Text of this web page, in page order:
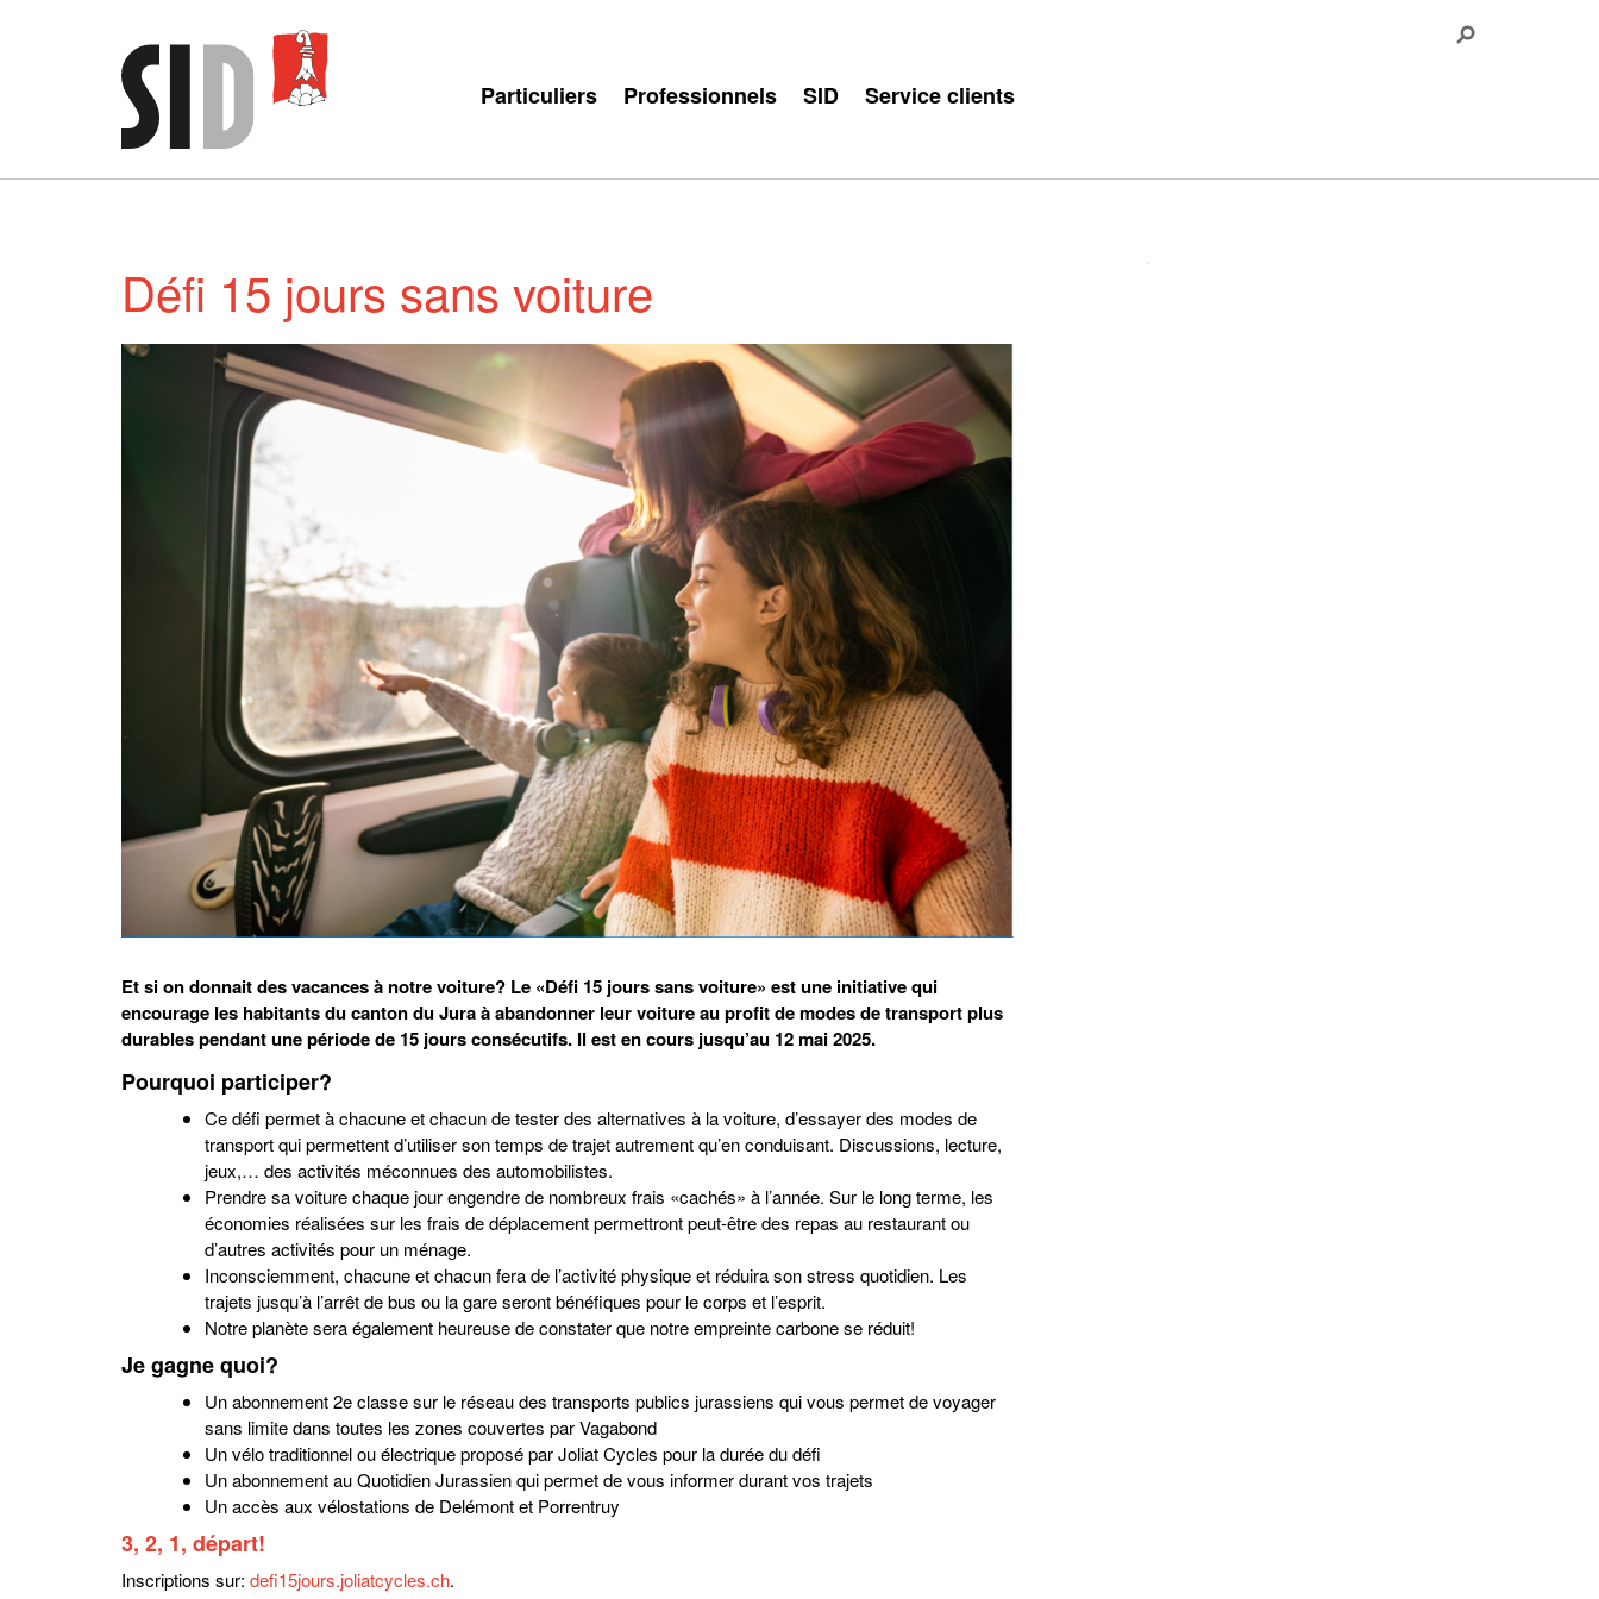
Particuliers Professionnels SID Service clients
Défi 15 jours sans voiture
Et si on donnait des vacances à notre voiture? Le «Défi 15 jours sans voiture» est une initiative qui
encourage les habitants du canton du Jura à abandonner leur voiture au profit de modes de transport plus
durables pendant une période de 15 jours consécutifs. Il est en cours jusqu’au 12 mai 2025.
Pourquoi participer?
Ce défi permet à chacune et chacun de tester des alternatives à la voiture, d’essayer des modes de
transport qui permettent d’utiliser son temps de trajet autrement qu’en conduisant. Discussions, lecture,
jeux,… des activités méconnues des automobilistes.
Prendre sa voiture chaque jour engendre de nombreux frais «cachés» à l’année. Sur le long terme, les
économies réalisées sur les frais de déplacement permettront peut-être des repas au restaurant ou
d’autres activités pour un ménage.
Inconsciemment, chacune et chacun fera de l’activité physique et réduira son stress quotidien. Les
trajets jusqu’à l’arrêt de bus ou la gare seront bénéfiques pour le corps et l’esprit.
Notre planète sera également heureuse de constater que notre empreinte carbone se réduit!
Je gagne quoi?
Un abonnement 2e classe sur le réseau des transports publics jurassiens qui vous permet de voyager
sans limite dans toutes les zones couvertes par Vagabond
Un vélo traditionnel ou électrique proposé par Joliat Cycles pour la durée du défi
Un abonnement au Quotidien Jurassien qui permet de vous informer durant vos trajets
Un accès aux vélostations de Delémont et Porrentruy
3, 2, 1, départ!
Inscriptions sur: defi15jours.joliatcycles.ch.